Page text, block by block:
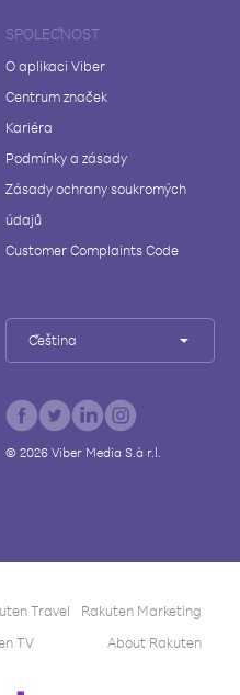
SPOLEČNOST
O aplikaci Viber
Centrum značek
Kariéra
Podmínky a zásady
Zásady ochrany soukromých
údajů
Customer Complaints Code
Čeština
© 2026Viber Media S.à r.l.
Travel
Rakuten Marketing
TV About Rakuten